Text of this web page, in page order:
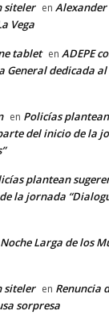
siteler en Alexander
Vega
tablet en ADEPE
General dedicada
en Policías
del inicio de la
plantean
la jornada
Larga de los
siteler en Renuncia
sorpresa